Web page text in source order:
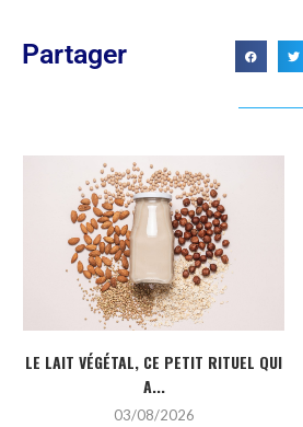
Partager
LE LAIT VÉGÉTAL, CE PETIT RITUEL QUI
A...
03/08/2026